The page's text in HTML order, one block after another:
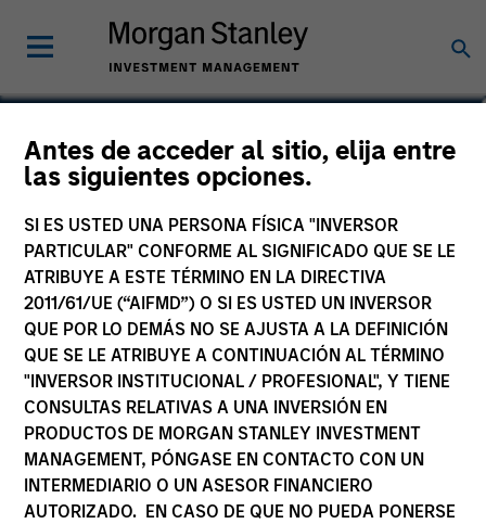
Antes de acceder al sitio, elija entre
las siguientes opciones.
SI ES USTED UNA PERSONA FÍSICA "INVERSOR
PARTICULAR" CONFORME AL SIGNIFICADO QUE SE LE
ATRIBUYE A ESTE TÉRMINO EN LA DIRECTIVA
2011/61/UE (“AIFMD”) O SI ES USTED UN INVERSOR
QUE POR LO DEMÁS NO SE AJUSTA A LA DEFINICIÓN
QUE SE LE ATRIBUYE A CONTINUACIÓN AL TÉRMINO
"INVERSOR INSTITUCIONAL / PROFESIONAL", Y TIENE
CONSULTAS RELATIVAS A UNA INVERSIÓN EN
PRODUCTOS DE MORGAN STANLEY INVESTMENT
MANAGEMENT, PÓNGASE EN CONTACTO CON UN
INTERMEDIARIO O UN ASESOR FINANCIERO
AUTORIZADO. EN CASO DE QUE NO PUEDA PONERSE
Peggy Taylor, CFA
Executive Director